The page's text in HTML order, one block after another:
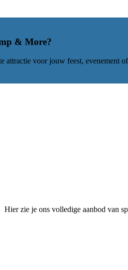
& More?
attractie voor jouw feest,
Hier zie je ons volledige aanbod van